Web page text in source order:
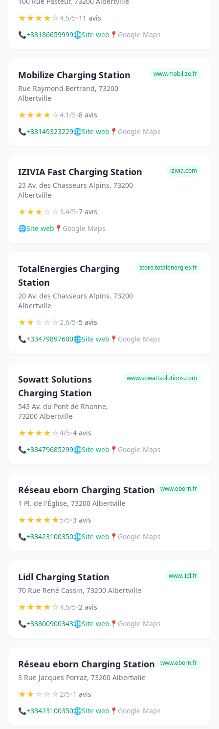
★★★★☆4.5/5•11 avis
📞+33186659999🌐Site web 📍 Google Maps
Mobilize Charging Station
Rue Raymond Bertrand, 73200
Albertville
www.mobilize.fr
★★★★☆4.1/5•8 avis
📞+33149323229🌐Site web 📍 Google Maps
IZIVIA Fast Charging Station
23 Av. des Chasseurs Alpins, 73200
Albertville
izivia.com
★★★☆☆3.4/5•7 avis
🌐Site web 📍 Google Maps
TotalEnergies Charging
Station
20 Av. des Chasseurs Alpins, 73200
Albertville
store.totalenergies.fr
★★☆☆☆2.6/5•5 avis
📞+33479897600🌐Site web 📍 Google Maps
Sowatt Solutions
Charging Station
543 Av. du Pont de Rhonne,
73200 Albertville
www.sowattsolutions.com
★★★★☆4/5•4 avis
📞+33479685299🌐Site web 📍 Google Maps
Réseau eborn Charging Station
1 Pl. de l'Église, 73200 Albertville
www.eborn.fr
★★★★★5/5•3 avis
📞+33423100350🌐Site web 📍 Google Maps
Lidl Charging Station
70 Rue René Cassin, 73200 Albertville
www.lidl.fr
★★★★☆4.5/5•2 avis
📞+33800900343🌐Site web 📍 Google Maps
Réseau eborn Charging Station
3 Rue Jacques Porraz, 73200 Albertville
www.eborn.fr
★★☆☆☆2/5•1 avis
📞+33423100350🌐Site web 📍 Google Maps